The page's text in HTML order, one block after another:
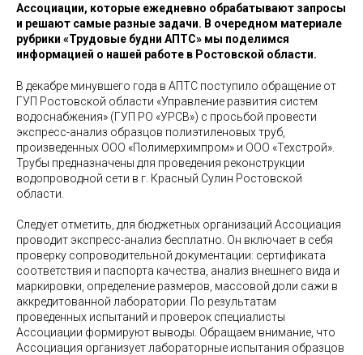
Ассоциации, которые ежедневно обрабатывают запросы
и решают самые разные задачи. В очередном материале
рубрики «Трудовые будни АПТС» мы поделимся
информацией о нашей работе в Ростовской области.
В декабре минувшего года в АПТС поступило обращение от
ГУП Ростовской области «Управление развития систем
водоснабжения» (ГУП РО «УРСВ») с просьбой провести
экспресс-анализ образцов полиэтиленовых труб,
произведенных ООО «Полимерхимпром» и ООО «Техстрой».
Трубы предназначены для проведения реконструкции
водопроводной сети в г. Красный Сулин Ростовской
области.
Следует отметить, для бюджетных организаций Ассоциация
проводит экспресс-анализ бесплатно. Он включает в себя
проверку сопроводительной документации: сертификата
соответствия и паспорта качества, анализ внешнего вида и
маркировки, определение размеров, массовой доли сажи в
аккредитованной лаборатории. По результатам
проведенных испытаний и проверок специалисты
Ассоциации формируют выводы. Обращаем внимание, что
Ассоциация организует лабораторные испытания образцов